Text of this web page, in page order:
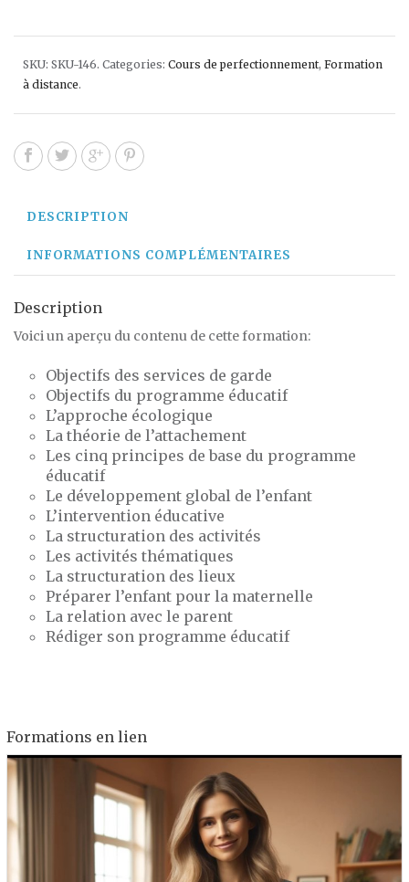
SKU: SKU-146. Categories: Cours de perfectionnement, Formation
à distance.
DESCRIPTION
INFORMATIONS COMPLÉMENTAIRES
Description
Voici un aperçu du contenu de cette formation:
Objectifs des services de garde
Objectifs du programme éducatif
L’approche écologique
La théorie de l’attachement
Les cinq principes de base du programme
éducatif
Le développement global de l’enfant
L’intervention éducative
La structuration des activités
Les activités thématiques
La structuration des lieux
Préparer l’enfant pour la maternelle
La relation avec le parent
Rédiger son programme éducatif
Formations en lien